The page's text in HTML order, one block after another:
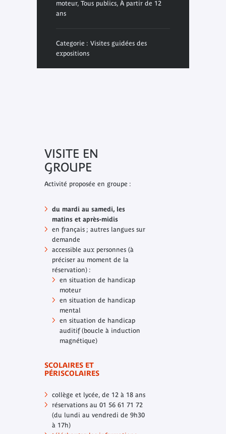
moteur, Tous publics, À partir de 12
ans
Categorie : Visites guidées des
expositions
VISITE EN
GROUPE
Activité proposée en groupe :
du mardi au samedi, les
matins et après-midis
en français ; autres langues sur
demande
accessible aux personnes (à
préciser au moment de la
réservation) :
en situation de handicap
moteur
en situation de handicap
mental
en situation de handicap
auditif (boucle à induction
magnétique)
SCOLAIRES ET
PÉRISCOLAIRES
collège et lycée, de 12 à 18 ans
réservations au 01 56 61 71 72
(du lundi au vendredi de 9h30
à 17h)